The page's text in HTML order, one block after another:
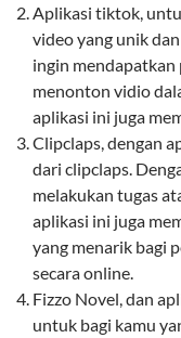
Aplikasi tiktok,
video yang unik
ingin mendapatkan
menonton vidio
aplikasi ini juga
Clipclaps, dengan
dari clipclaps.
melakukan tugas
aplikasi ini juga
yang menarik bagi
secara online.
Fizzo Novel, dan
untuk bagi kamu